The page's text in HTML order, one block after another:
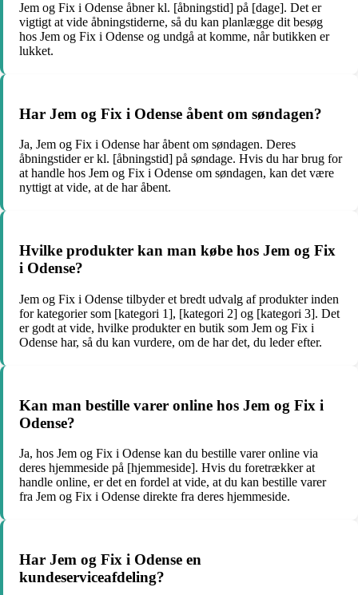
Jem og Fix i Odense åbner kl. [åbningstid] på [dage]. Det er
vigtigt at vide åbningstiderne, så du kan planlægge dit besøg
hos Jem og Fix i Odense og undgå at komme, når butikken er
lukket.
Har Jem og Fix i Odense åbent om søndagen?
Ja, Jem og Fix i Odense har åbent om søndagen. Deres
åbningstider er kl. [åbningstid] på søndage. Hvis du har brug for
at handle hos Jem og Fix i Odense om søndagen, kan det være
nyttigt at vide, at de har åbent.
Hvilke produkter kan man købe hos Jem og Fix
i Odense?
Jem og Fix i Odense tilbyder et bredt udvalg af produkter inden
for kategorier som [kategori 1], [kategori 2] og [kategori 3]. Det
er godt at vide, hvilke produkter en butik som Jem og Fix i
Odense har, så du kan vurdere, om de har det, du leder efter.
Kan man bestille varer online hos Jem og Fix i
Odense?
Ja, hos Jem og Fix i Odense kan du bestille varer online via
deres hjemmeside på [hjemmeside]. Hvis du foretrækker at
handle online, er det en fordel at vide, at du kan bestille varer
fra Jem og Fix i Odense direkte fra deres hjemmeside.
Har Jem og Fix i Odense en
kundeserviceafdeling?